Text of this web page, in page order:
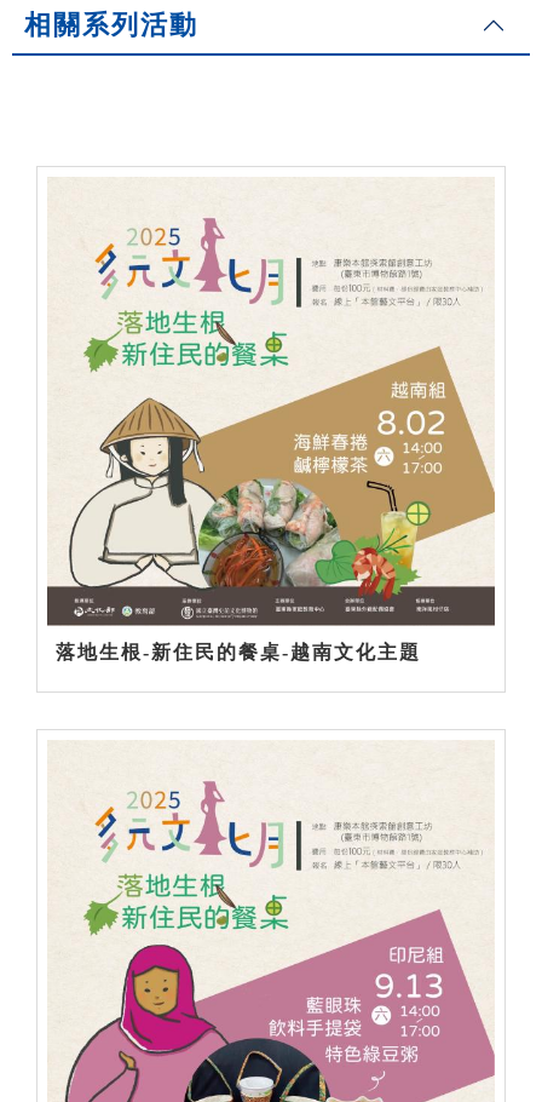
相關系列活動
落地生根-新住民的餐桌-越南文化主題